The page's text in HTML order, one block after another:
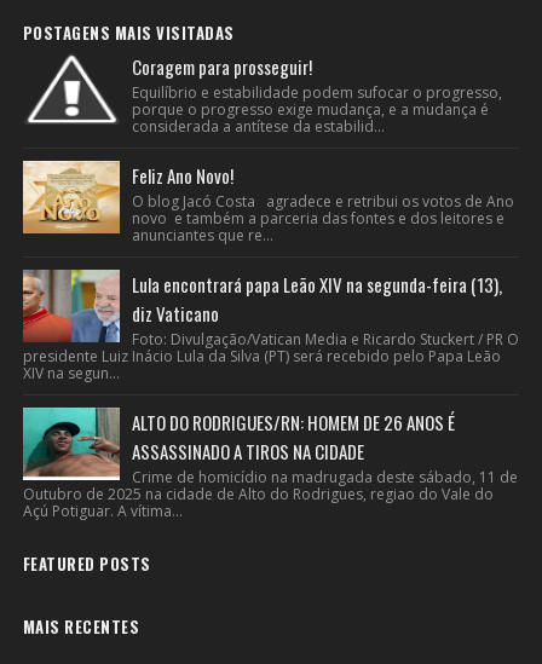
POSTAGENS MAIS VISITADAS
Coragem para prosseguir!
Equilíbrio e estabilidade podem sufocar o progresso,
porque o progresso exige mudança, e a mudança é
considerada a antítese da estabilid...
Feliz Ano Novo!
O blog Jacó Costa agradece e retribui os votos de Ano
novo e também a parceria das fontes e dos leitores e
anunciantes que re...
Lula encontrará papa Leão XIV na segunda-feira (13),
diz Vaticano
Foto: Divulgação/Vatican Media e Ricardo Stuckert / PR O
presidente Luiz Inácio Lula da Silva (PT) será recebido pelo Papa Leão
XIV na segun...
ALTO DO RODRIGUES/RN: HOMEM DE 26 ANOS É
ASSASSINADO A TIROS NA CIDADE
Crime de homicídio na madrugada deste sábado, 11 de
Outubro de 2025 na cidade de Alto do Rodrigues, regiao do Vale do
Açú Potiguar. A vítima...
FEATURED POSTS
MAIS RECENTES